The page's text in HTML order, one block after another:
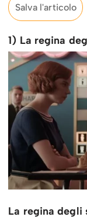
Salva l'articolo
1) La regina
La regina degli